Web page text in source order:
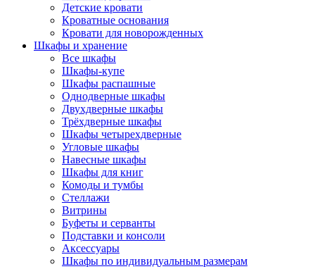
Детские кровати
Кроватные основания
Кровати для новорожденных
Шкафы и хранение
Все шкафы
Шкафы-купе
Шкафы распашные
Однодверные шкафы
Двухдверные шкафы
Трёхдверные шкафы
Шкафы четырехдверные
Угловые шкафы
Навесные шкафы
Шкафы для книг
Комоды и тумбы
Стеллажи
Витрины
Буфеты и серванты
Подставки и консоли
Аксессуары
Шкафы по индивидуальным размерам